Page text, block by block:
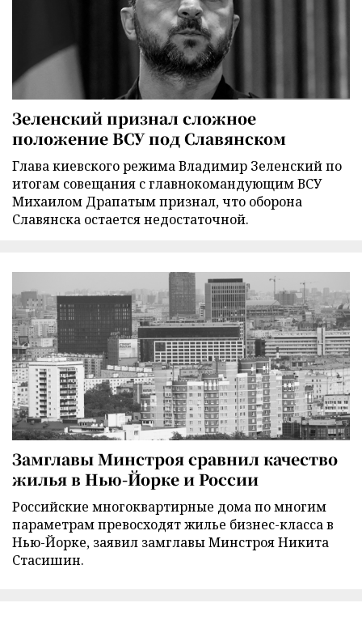
Зеленский признал сложное
положение ВСУ под Славянском
Глава киевского режима Владимир Зеленский по
итогам совещания с главнокомандующим ВСУ
Михаилом Драпатым признал, что оборона
Славянска остается недостаточной.
Замглавы Минстроя сравнил качество
жилья в Нью-Йорке и России
Российские многоквартирные дома по многим
параметрам превосходят жилье бизнес-класса в
Нью-Йорке, заявил замглавы Минстроя Никита
Стасишин.